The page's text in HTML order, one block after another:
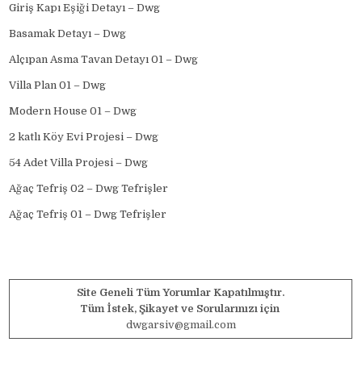
Giriş Kapı Eşiği Detayı – Dwg
Basamak Detayı – Dwg
Alçıpan Asma Tavan Detayı 01 – Dwg
Villa Plan 01 – Dwg
Modern House 01 – Dwg
2 katlı Köy Evi Projesi – Dwg
54 Adet Villa Projesi – Dwg
Ağaç Tefriş 02 – Dwg Tefrişler
Ağaç Tefriş 01 – Dwg Tefrişler
Site Geneli Tüm Yorumlar Kapatılmıştır.
Tüm İstek, Şikayet ve Sorularınızı için
dwgarsiv@gmail.com